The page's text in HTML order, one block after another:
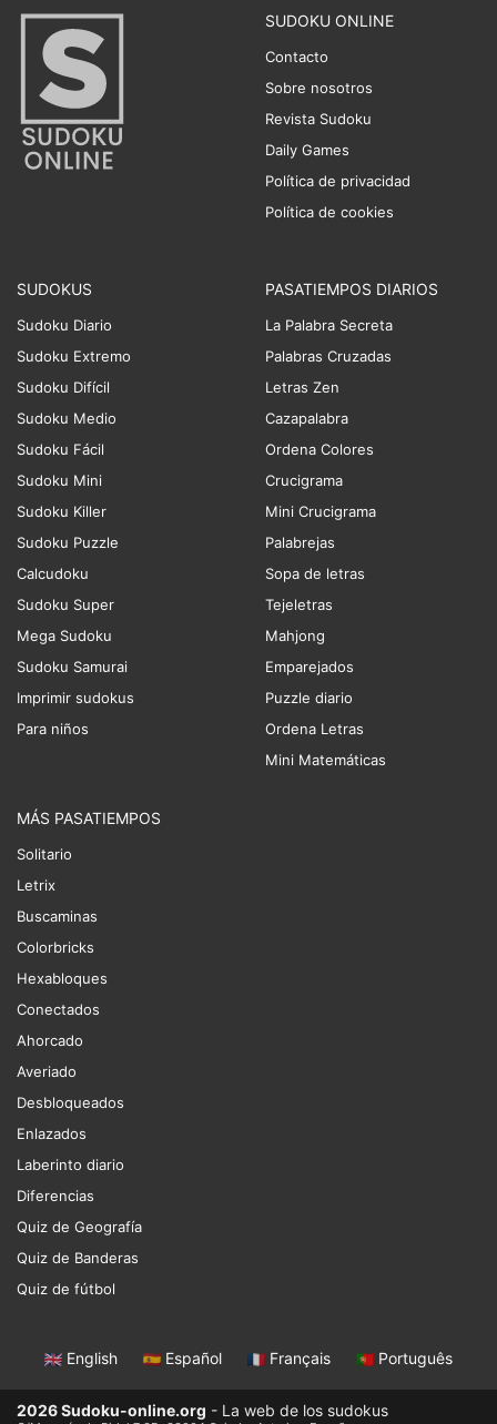
SUDOKU ONLINE
Contacto
Sobre nosotros
Revista Sudoku
Daily Games
Política de privacidad
Política de cookies
SUDOKUS
Sudoku Diario
Sudoku Extremo
Sudoku Difícil
Sudoku Medio
Sudoku Fácil
Sudoku Mini
Sudoku Killer
Sudoku Puzzle
Calcudoku
Sudoku Super
Mega Sudoku
Sudoku Samurai
Imprimir sudokus
Para niños
PASATIEMPOS DIARIOS
La Palabra Secreta
Palabras Cruzadas
Letras Zen
Cazapalabra
Ordena Colores
Crucigrama
Mini Crucigrama
Palabrejas
Sopa de letras
Tejeletras
Mahjong
Emparejados
Puzzle diario
Ordena Letras
Mini Matemáticas
MÁS PASATIEMPOS
Solitario
Letrix
Buscaminas
Colorbricks
Hexabloques
Conectados
Ahorcado
Averiado
Desbloqueados
Enlazados
Laberinto diario
Diferencias
Quiz de Geografía
Quiz de Banderas
Quiz de fútbol
English Español Français Português
2026 Sudoku-online.org - La web de los sudokus